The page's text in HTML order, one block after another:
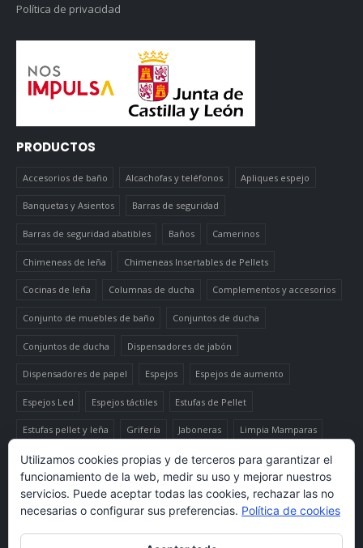
Política de privacidad
PRODUCTOS
Accesorios de baño Alcachofas y teléfonos Apliques espejo
Banquetas y Asientos Barras de seguridad
Barras de seguridad abatibles Baños Camerinos
Chimeneas de leña Chimeneas Insertables de Pellets
Cocinas de leña Columnas de ducha Complementos y accesorios
Conjunto de muebles de baño Conjuntos de ducha
Conjuntos de ducha Dispensadores de jabón
Dispensadores de papel Espejos Espejos de aumento
Espejos Led Espejos táctiles Estufas de Pellet
Estufas pellet y leña Grifería Jaboneras Limpia Mamparas
Luminaria Mueble auxiliar alto Muebles de baño Papeleras
Termo-productos de leña TermoChimeneas de Pellets
TermoEstufas de Pellets Toalleros eléctricos secatoallas
Utilizamos cookies propias y de terceros para garantizar el
funcionamiento de la web, medir su uso y mejorar nuestros
servicios. Puede aceptar todas las cookies, rechazar las no
necesarias o configurar sus preferencias. Política de cookies